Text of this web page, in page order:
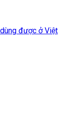
được ở Việt